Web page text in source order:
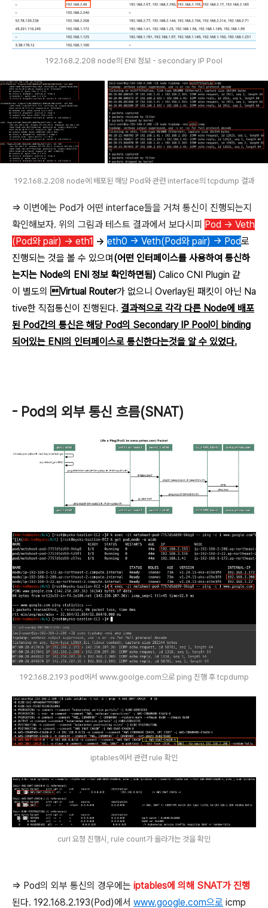
192.168.2.208 node의 ENI 정보 - secondary IP Pool
192.168.2.208 node에 배포된 해당 Pod와 관련 interface의 tcpdump 결과
=> 이번에는 Pod가 어떤 interface들을 거쳐 통신이 진행되는지
확인해보자. 위의 그림과 테스트 결과에서 보다시피 Pod -> Veth
(Pod와 pair) -> eth1 -> eth0 -> Veth(Pod와 pair) -> Pod로
진행되는 것을 볼 수 있으며(어떤 인터페이스를 사용하여 통신하
는지는 Node의 ENI 정보 확인하면됨) Calico CNI Plugin 같
이 별도의 Virtual Router가 없으니 Overlay된 패킷이 아닌 Na
tive한 직접통신이 진행된다. 결과적으로 각각 다른 Node에 배포
된 Pod간의 통신은 해당 Pod의 Secondary IP Pool이 binding
되어있는 ENI의 인터페이스로 통신한다는것을 알 수 있었다.
- Pod의 외부 통신 흐름(SNAT)
192.168.2.193 pod에서 www.goolge.com으로 ping 진행 후 tcpdump
iptables에서 관련 rule 확인
curl 요청 진행시, rule count가 올라가는 것을 확인
=> Pod의 외부 통신의 경우에는 iptables에 의해 SNAT가 진행
된다. 192.168.2.193(Pod)에서 www.google.com으로 icmp